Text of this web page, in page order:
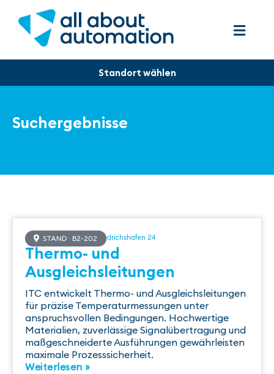
Suchergebnisse
STAND B2-202
all about automation Friedrichshafen 24
Thermo- und
Ausgleichsleitungen
ITC entwickelt Thermo- und Ausgleichsleitungen
für präzise Temperaturmessungen unter
anspruchsvollen Bedingungen. Hochwertige
Materialien, zuverlässige Signalübertragung und
maßgeschneiderte Ausführungen gewährleisten
maximale Prozesssicherheit.
Weiterlesen »